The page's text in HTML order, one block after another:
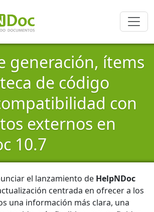
generación, ítems
de código
con
externos en
10.7
el lanzamiento de HelpNDoc
centrada en ofrecer a los
una información más clara, una